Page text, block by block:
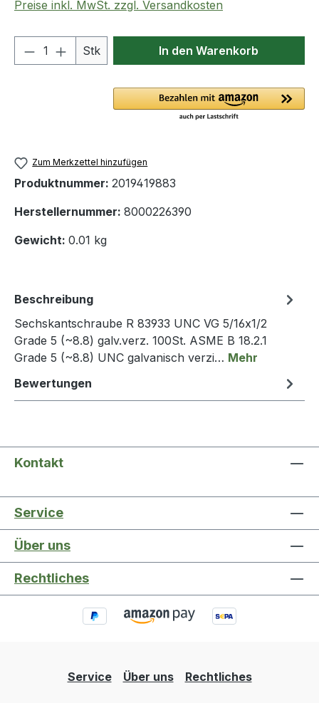
Preise inkl. MwSt. zzgl. Versandkosten
Produkt Anzahl: Gib den
Stk In den Warenkorb
Zum Merkzettel hinzufügen
Produktnummer: 2019419883
Herstellernummer: 8000226390
Gewicht: 0.01 kg
Beschreibung
Sechskantschraube R 83933 UNC VG 5/16x1/2
Grade 5 (~8.8) galv.verz. 100St. ASME B 18.2.1
Grade 5 (~8.8) UNC galvanisch verzi… Mehr
Bewertungen
Kontakt
Service
Über uns
Rechtliches
Service Über uns Rechtliches